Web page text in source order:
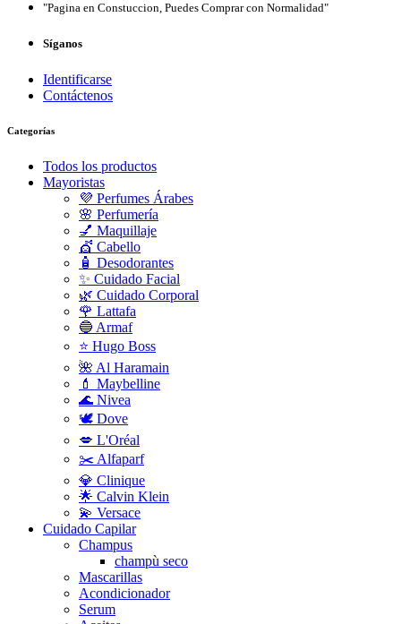
"Pagina en Constuccion, Puedes Comprar con Normalidad"
Síganos
Identificarse
Contáctenos
Categorías
Todos los productos
Mayoristas
💜 Perfumes Árabes
🌸 Perfumería
💅 Maquillaje
💇 Cabello
🧴 Desodorantes
✨ Cuidado Facial
🌿 Cuidado Corporal
🌹 Lattafa
🔵 Armaf
⭐ Hugo Boss
🌺 Al Haramain
💄 Maybelline
🌊 Nivea
🕊️ Dove
💋 L'Oréal
✂️ Alfaparf
💎 Clinique
🌟 Calvin Klein
💫 Versace
Cuidado Capilar
Champus
champù seco
Mascarillas
Acondicionador
Serum